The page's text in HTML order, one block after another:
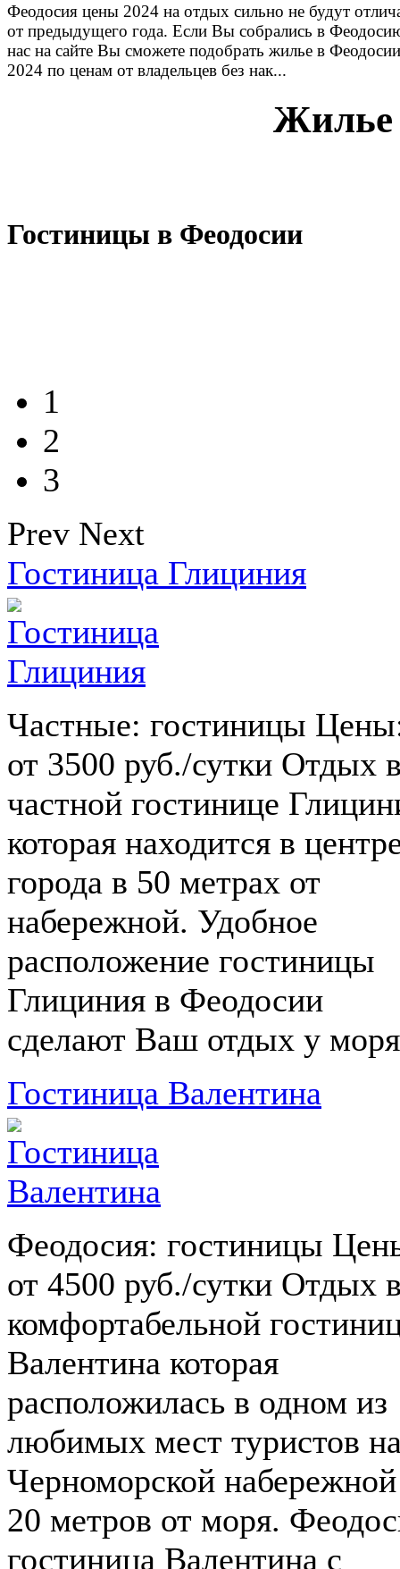
Феодосия цены 2024 на отдых сильно не будут
от предыдущего года. Если Вы собрались в
нас на сайте Вы сможете подобрать жилье в Феодосии
2024 по ценам от владельцев без нак...
Жилье
Гостиницы в Феодосии
1
2
3
Prev Next
Гостиница Глициния
Частные: гостиницы
от 3500 руб./сутки Отдых
частной гостинице
которая находится в
города в 50 метрах от
набережной. Удобное
расположение гостиницы
Глициния в Феодосии
сделают Ваш отдых у
Гостиница Валентина
Феодосия: гостиницы
от 4500 руб./сутки Отдых
комфортабельной
Валентина которая
расположилась в одном из
любимых мест туристов
Черноморской
20 метров от моря.
гостиница Валентина с